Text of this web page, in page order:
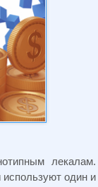
лекалам.
один и